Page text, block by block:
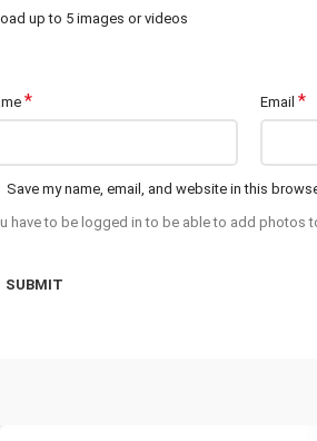
up to 5 images or videos
* Email *
Save my name, email, and website in this
have to be logged in to be able to add photos